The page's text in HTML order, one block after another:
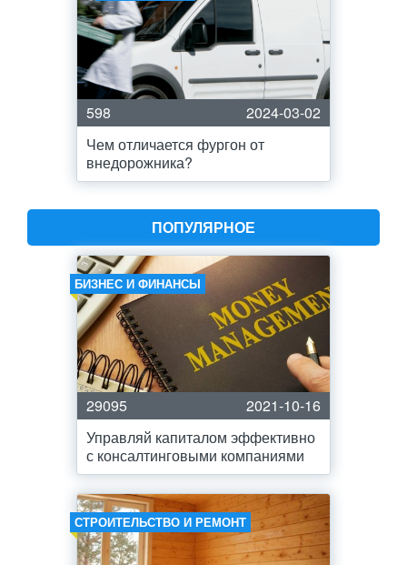
598
2024-03-02
Чем отличается фургон от
внедорожника?
ПОПУЛЯРНОЕ
БИЗНЕС И ФИНАНСЫ
29095
2021-10-16
Управляй капиталом эффективно
с консалтинговыми компаниями
СТРОИТЕЛЬСТВО И РЕМОНТ